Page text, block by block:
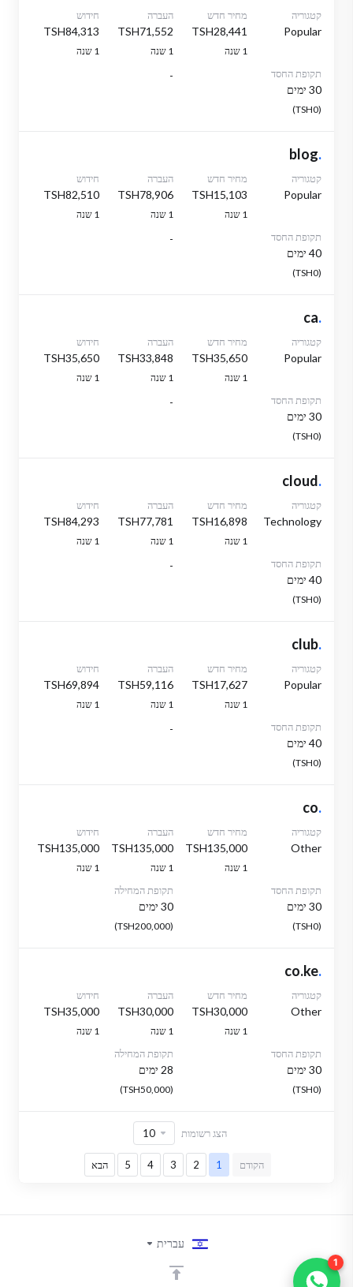
קטגוריה
Popular
מחיר חדש
TSH28,441
1 שנה
העברה
TSH71,552
1 שנה
חידוש
TSH84,313
1 שנה
תקופת החסד
30 ימים
(TSH0)
-
.
blog
קטגוריה
Popular
מחיר חדש
TSH15,103
1 שנה
העברה
TSH78,906
1 שנה
חידוש
TSH82,510
1 שנה
תקופת החסד
40 ימים
(TSH0)
-
.
ca
קטגוריה
Popular
מחיר חדש
TSH35,650
1 שנה
העברה
TSH33,848
1 שנה
חידוש
TSH35,650
1 שנה
תקופת החסד
30 ימים
(TSH0)
-
.
cloud
קטגוריה
Technology
מחיר חדש
TSH16,898
1 שנה
העברה
TSH77,781
1 שנה
חידוש
TSH84,293
1 שנה
תקופת החסד
40 ימים
(TSH0)
-
.
club
קטגוריה
Popular
מחיר חדש
TSH17,627
1 שנה
העברה
TSH59,116
1 שנה
חידוש
TSH69,894
1 שנה
תקופת החסד
40 ימים
(TSH0)
-
.
co
קטגוריה
Other
מחיר חדש
TSH135,000
1 שנה
העברה
TSH135,000
1 שנה
חידוש
TSH135,000
1 שנה
תקופת החסד
30 ימים
(TSH0)
תקופת המחילה
30 ימים
(TSH200,000)
.
co.ke
קטגוריה
Other
מחיר חדש
TSH30,000
1 שנה
העברה
TSH30,000
1 שנה
חידוש
TSH35,000
1 שנה
תקופת החסד
30 ימים
(TSH0)
תקופת המחילה
28 ימים
(TSH50,000)
הקודם 1
2
3
4
5 הבא
הצג רשומות
עברית
1